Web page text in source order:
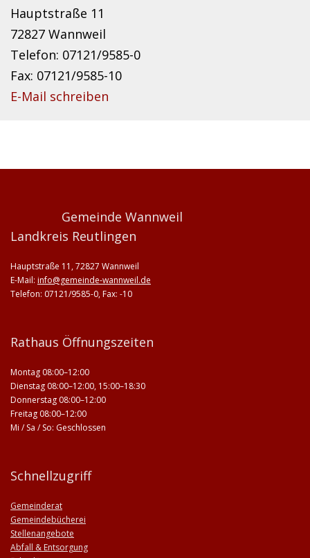
Hauptstraße 11
72827 Wannweil
Telefon: 07121/9585-0
Fax: 07121/9585-10
E-Mail schreiben
Gemeinde Wannweil
Landkreis Reutlingen
Hauptstraße 11, 72827 Wannweil
E-Mail: info@gemeinde-wannweil.de
Telefon: 07121/9585-0, Fax: -10
Rathaus Öffnungszeiten
Montag 08:00–12:00
Dienstag 08:00–12:00, 15:00–18:30
Donnerstag 08:00–12:00
Freitag 08:00–12:00
Mi / Sa / So: Geschlossen
Schnellzugriff
Gemeinderat
Gemeindebücherei
Stellenangebote
Abfall & Entsorgung